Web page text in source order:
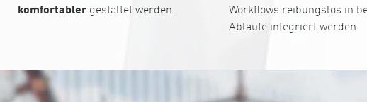
komfortablergestaltet werden.
Workflows reibungslos in
Abläufe integriert werden.